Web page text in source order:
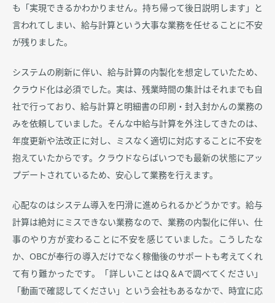
も「実現できるかわかりません。持ち帰って後日説明します」と
言われてしまい、給与計算という大事な業務を任せることに不安
が残りました。
システムの刷新に伴い、給与計算の内製化を想定していたため、
クラウド化は必須でした。実は、残業時間の集計はそれまでも自
社で行っており、給与計算と明細書の印刷・封入封かんの業務の
みを依頼していました。そんな中給与計算を外注してきたのは、
年度更新や法改正に対し、ミスなく適切に対応することに不安を
抱えていたからです。クラウドならばいつでも最新の状態にアッ
プデートされているため、安心して業務を行えます。
心配なのはシステム導入を円滑に進められるかどうかです。給与
計算は絶対にミスできない業務なので、業務の内製化に伴い、仕
事のやり方が変わることに不安を感じていました。こうしたな
か、OBCが奉行の導入だけでなく稼働後のサポートも考えてくれ
て有り難かったです。「詳しいことはQ＆Aで調べてください」
「動画で確認してください」という会社もあるなかで、時宜に応